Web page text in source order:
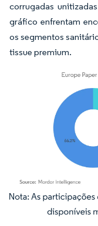
corrugadas
gráfico enfrentam
os segmentos
tissue premium.
Imagem © Mordor